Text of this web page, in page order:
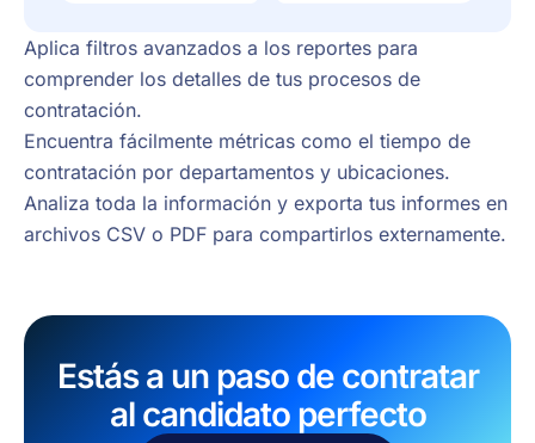
Aplica filtros avanzados a los reportes para
comprender los detalles de tus procesos de
contratación.
Encuentra fácilmente métricas como el tiempo de
contratación por departamentos y ubicaciones.
Analiza toda la información y exporta tus informes en
archivos CSV o PDF para compartirlos externamente.
Estás a un paso de contratar
al candidato perfecto